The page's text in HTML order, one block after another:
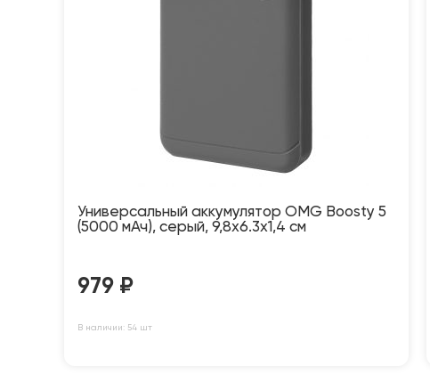
Универсальный аккумулятор OMG Boosty 5
(5000 мАч), серый, 9,8х6.3х1,4 см
979 ₽
В наличии: 54 шт